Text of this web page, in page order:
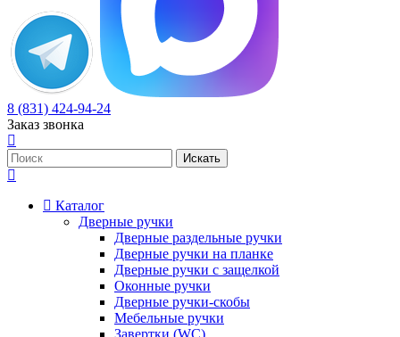
8 (831) 424-94-24
Заказ звонка
Каталог
Дверные ручки
Дверные раздельные ручки
Дверные ручки на планке
Дверные ручки с защелкой
Оконные ручки
Дверные ручки-скобы
Мебельные ручки
Завертки (WC)